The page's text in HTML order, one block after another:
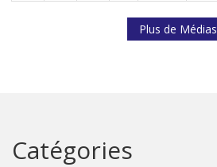
Plus de Médias
Catégories